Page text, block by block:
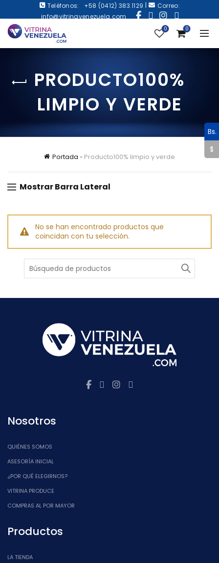
Teléfonos: +58 (0412) 383.1129 |
Correo:
info@vitrinavenezuela.com
0 0
PRODUCTO100%
LIMPIO Y VERDE
Portada » Producto100% limpio y verde
Mostrar Barra Lateral
No se han encontrado productos que
coincidan con tu selección.
Buscar
Nosotros
QUIÉNES SOMOS
ASESORÍA INICIAL
¿POR QUÉ ELEGIRNOS?
VITRINA PRODUCE
COMPRAS AL POR MAYOR
Productos
LA TIENDA
Bs.
$